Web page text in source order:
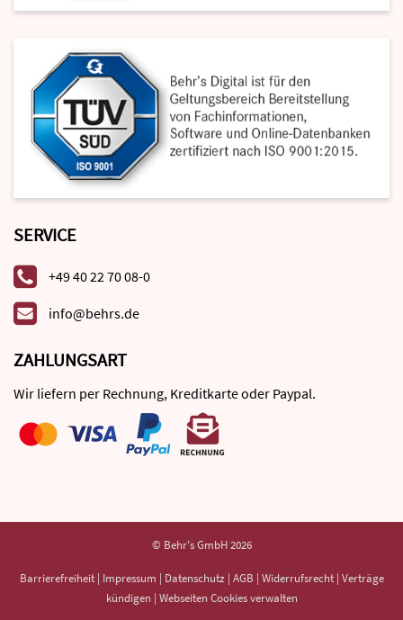
SERVICE
+49 40 22 70 08-0
info@behrs.de
ZAHLUNGSART
Wir liefern per Rechnung, Kreditkarte oder Paypal.
© Behr's GmbH 2026
Barrierefreiheit | Impressum | Datenschutz | AGB | Widerrufsrecht | Verträge
kündigen | Webseiten Cookies verwalten